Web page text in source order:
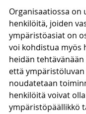
Organisaatiossa on
henkilöitä, joiden
ympäristöasiat on
voi kohdistua myös
heidän
että ympäristöluvan
noudatetaan
henkilöitä voivat
ympäristöpäällikkö